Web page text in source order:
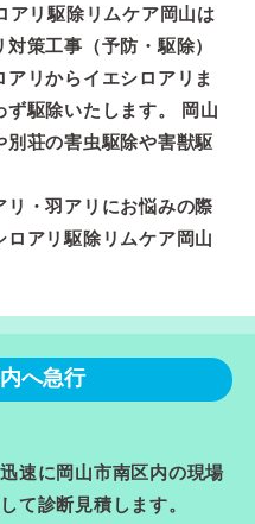
アリ駆除リムケア岡山は
策工事（予防・駆除）
リからイエシロアリま
駆除いたします。 岡山
荘の害虫駆除や害獣駆
リ・羽アリにお悩みの際
アリ駆除リムケア岡山
へ急行
速に岡山市南区内の現場
て診断見積します。